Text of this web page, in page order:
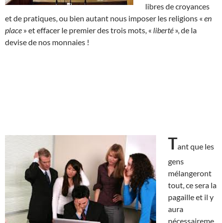
libres de croyances
et de pratiques, ou bien autant nous imposer les religions « en
place » et effacer le premier des trois mots, « liberté », de la
devise de nos monnaies !
Tant que les
gens
mélangeront
tout, ce sera la
pagaille et il y
aura
nécessaireme